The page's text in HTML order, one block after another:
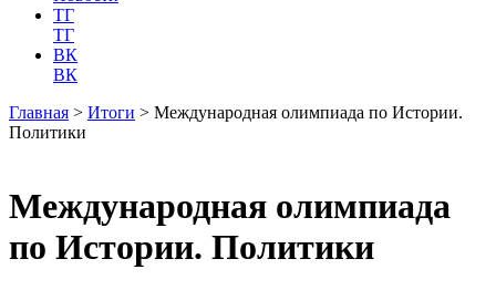
ТГ
ТГ
ВК
ВК
Главная > Итоги > Международная олимпиада по Истории.
Политики
Международная олимпиада
по Истории. Политики